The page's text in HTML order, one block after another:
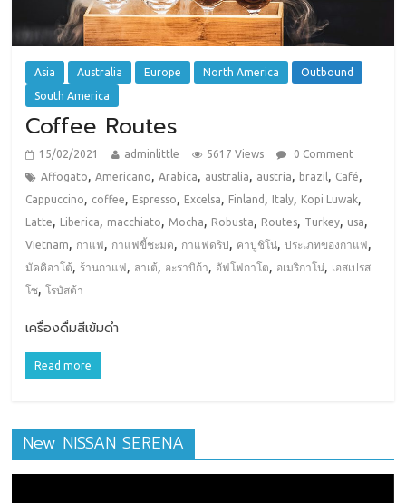
Asia Australia Europe North America
Outbound
South America
Coffee Routes
15/02/2021 adminlittle 5617 Views
0 Comment
Affogato,Americano,Arabica, australia, austria, brazil , Café,
Cappuccino, coffee, Espresso, Excelsa, Finland , Italy, Kopi Luwak,
Latte, Liberica, macchiato, Mocha, Robusta, Routes, Turkey, usa,
Vietnam, กาแฟ , กาแฟขี้ชะมด, กาแฟดริป , คาปูชิโน่,ประเภทของกาแฟ ,
มัคคิอาโต้, ร้านกาแฟ , ลาเต้, อะราบิก้า, อัฟโฟกาโต, อเมริกาโน่, เอสเปรส
โซ,โรบัสต้า
เครื่องดื่มสีเข้มดำ
Read more
New NISSAN SERENA